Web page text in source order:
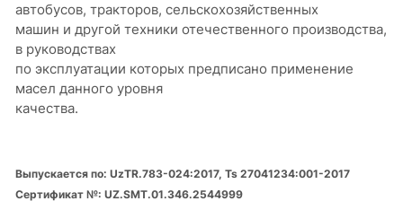
автобусов, тракторов, сельскохозяйственных
машин и другой техники отечественного производства,
в руководствах
по эксплуатации которых предписано применение
масел данного уровня
качества.
Выпускается по: UzTR.783-024:2017, Ts 27041234:001-2017
Сертификат №: UZ.SMT.01.346.2544999